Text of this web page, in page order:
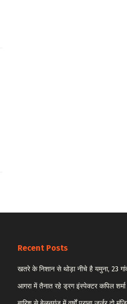
Recent Posts
खतरे के निशान से थोड़ा नीचे है यमुना, 23
आगरा में तैनात रहे ड्रग इंस्पेक्टर कपिल